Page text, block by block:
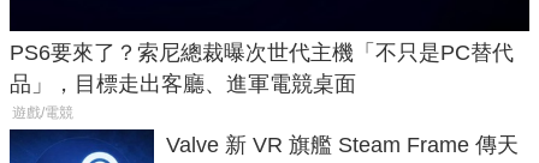
PS6要來了？索尼總裁曝次世代主機「不只是PC替代
品」，目標走出客廳、進軍電競桌面
遊戲/電競
Valve 新 VR 旗艦 Steam Frame 傳天